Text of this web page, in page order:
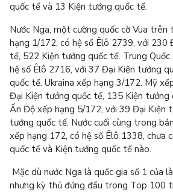
quốc tế và 13 Kiện tướng quốc tế.
Nước Nga, một cường quốc cờ Vua trên
hạng 1/172, có hệ số Êlô 2739, với 230
tế, 522 Kiện tướng quốc tế. Trung
hệ số Êlô 2716, với 37 Đại Kiện tướng
quốc tế. Ukraina xếp hạng 3/172. Mỹ
Đại Kiện tướng quốc tế, 135 Kiện tướng
Ấn Độ xếp hạng 5/172, với 39 Đại Kiện
tướng quốc tế. Nước cuối cùng trong
xếp hạng 172, có hệ số Êlô 1338, chưa
quốc tế và Kiện tướng quốc tế nào.
Mặc dù nước Nga là quốc gia số 1 của
nhưng kỳ thủ đứng đầu trong Top 100